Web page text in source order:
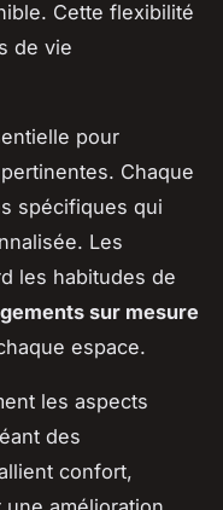
Cette flexibilité
de vie
pour
Chaque
spécifiques qui
Les
les habitudes de
sur mesure
espace.
les aspects
des
confort,